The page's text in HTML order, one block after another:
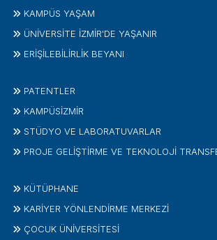
KAMPÜS YAŞAM
ÜNİVERSİTE İZMİR'DE YAŞANIR
ERİŞİLEBİLİRLİK BEYANI
PATENTLER
KAMPÜSİZMIR
STÜDYO VE LABORATUVARLAR
PROJE GELIŞTIRME VE TEKNOLOJI
KÜTÜPHANE
KARİYER YÖNLENDİRME MERKEZİ
ÇOCUK ÜNIVERSITESI